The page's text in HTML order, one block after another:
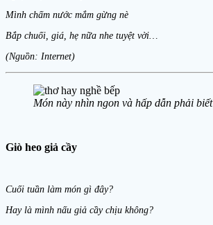
Mình chấm nước mắm gừng nè
Bắp chuối, giá, hẹ nữa nhe tuyệt vời…
(Nguồn: Internet)
Món này nhìn ngon và hấp dẫn phải biết
Giò heo giả cầy
Cuối tuần làm món gì đây?
Hay là mình nấu giả cầy chịu không?